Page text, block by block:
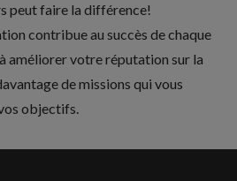
peut faire la différence!
contribue au succès de chaque
améliorer votre réputation sur la
de missions qui vous
objectifs.